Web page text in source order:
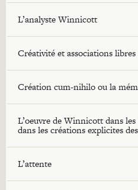
L’analyste Winnicott
Créativité et associations libres
Création cum-nihilo ou la
L’oeuvre de Winnicott dans
dans les créations explicites
L’attente